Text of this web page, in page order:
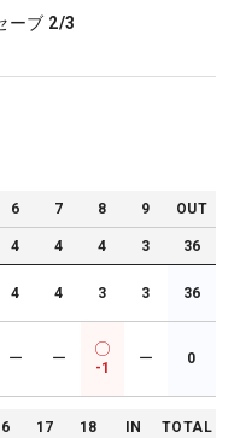
ーブ 2/3
6 7 8 9 OUT
4 4 4 3 36
4 4 3 3 36
ー ー
-1
ー 0
17 18 IN TOTAL